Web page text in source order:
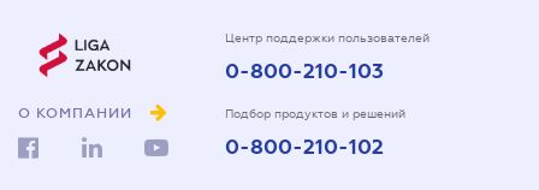
О КОМПАНИИ
Центр поддержки пользователей
0-800-210-103
Подбор продуктов и решений
0-800-210-102